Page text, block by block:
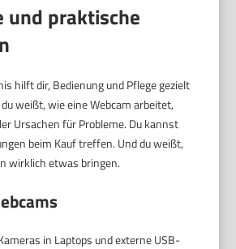
und praktische
hilft dir, Bedienung und Pflege gezielt
weißt, wie eine Webcam arbeitet,
Ursachen für Probleme. Du kannst
beim Kauf treffen. Und du weißt,
wirklich etwas bringen.
in Laptops und externe USB-